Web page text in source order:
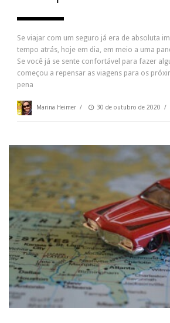
Se viajar com um seguro já era de absoluta
tempo atrás, hoje em dia, em meio a uma
Se você já se sente confortável para fazer
começou a repensar as viagens para os
pena
Marina Heimer / 30 de outubro de 2020 /